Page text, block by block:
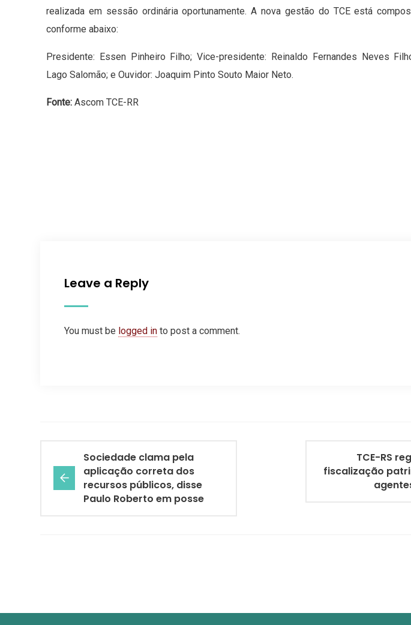
realizada em sessão ordinária oportunamente. A nova gestão do TCE está
conforme abaixo:
Presidente: Essen Pinheiro Filho; Vice-presidente: Reinaldo Fernandes Neves
Lago Salomão; e Ouvidor: Joaquim Pinto Souto Maior Neto.
Fonte: Ascom TCE-RR
Leave a Reply
You must be logged in to post a comment.
Sociedade clama pela
aplicação correta dos
recursos públicos, disse
Paulo Roberto em posse
TCE-RS
fiscalização